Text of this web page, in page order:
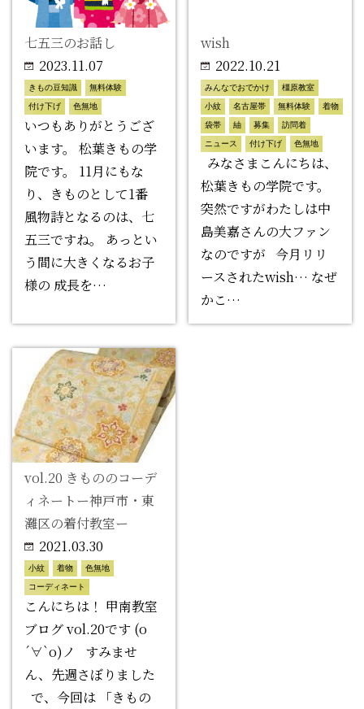
七五三のお話し
2023.11.07
きもの豆知識 無料体験
付け下げ 色無地
いつもありがとうござ
います。 松葉きもの学
院です。 11月にもな
り、きものとして1番
風物詩となるのは、七
五三ですね。 あっとい
う間に大きくなるお子
様の 成長を…
wish
2022.10.21
みんなでおでかけ 橿原教室
小紋 名古屋帯 無料体験 着物
袋帯 紬 募集 訪問着
ニュース 付け下げ 色無地
みなさまこんにちは、
松葉きもの学院です。
突然ですがわたしは中
島美嘉さんの大ファン
なのですが 今月リリ
ースされたwish… なぜ
かこ…
vol.20 きもののコーデ
ィネートー神戸市・東
灘区の着付教室ー
2021.03.30
小紋 着物 色無地
コーディネート
こんにちは！ 甲南教室
ブログ vol.20です (о
´∀`о)ノ すみませ
ん、先週さぼりました
で、今回は 「きもの